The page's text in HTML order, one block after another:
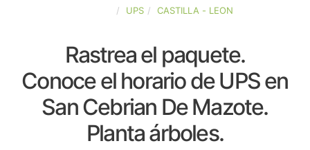
UPS CASTILLA - LEON
Rastrea el paquete.
Conoce el horario de UPS en
San Cebrian De Mazote.
Planta árboles.